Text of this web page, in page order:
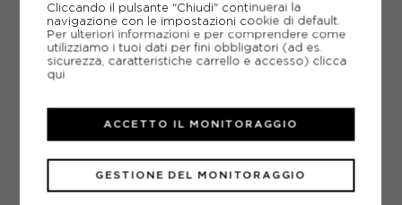
Cliccando il pulsante "Chiudi" continuerai la
navigazione con le impostazioni cookie di default.
Per ulteriori informazioni e per comprendere come
utilizziamo i tuoi dati per fini obbligatori (ad es.
sicurezza, caratteristiche carrello e accesso) clicca
qui
GESTIONE DEL MONITORAGGIO
ACCETTO IL MONITORAGGIO